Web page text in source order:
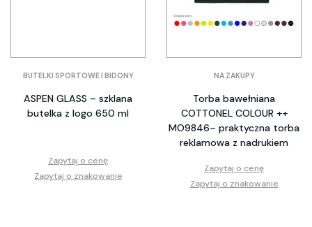
BUTELKI SPORTOWE I BIDONY
ASPEN GLASS – szklana
butelka z logo 650 ml
Zapytaj o cenę
Zapytaj o znakowanie
NA ZAKUPY
Torba bawełniana
COTTONEL COLOUR ++
MO9846– praktyczna torba
reklamowa z nadrukiem
Zapytaj o cenę
Zapytaj o znakowanie